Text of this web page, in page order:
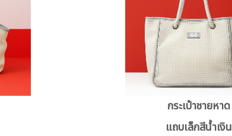
กระเป๋าชายหาด
แถบเล็กสีน้ำเงิน